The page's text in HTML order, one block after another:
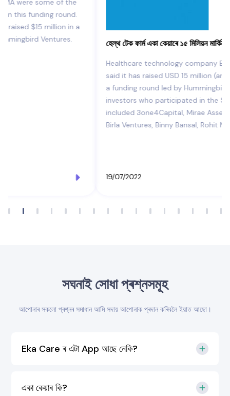
হেল্থ টেক ফাৰ্ম একা কেয়াৰে ১৫ মিলিয়ন মাৰ্কিন ডলাৰ সংগ্ৰহ কৰে
Healthcare technology company Eka Care on Tuesday
said it has raised USD 15 million (around Rs 120 crore) in
a funding round led by Hummingbird Ventures. Other
investors who participated in the Series A round
included 3one4Capital, Mirae Assets, Verlinvest, Aditya
Birla Ventures, Binny Bansal, Rohit MA.
সঘনাই সোধা প্ৰশ্নসমূহ
আপোনাৰ সকলো প্ৰশ্নৰ সমাধান আমি সদায় আপোনাক প্ৰদান কৰিবলৈ ইয়াত আছো।
Eka Care ৰ এটা App আছে নেকি?
একা কেয়াৰ কি?